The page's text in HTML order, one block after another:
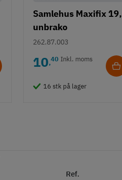
Samlehus Maxifix 19,
unbrako
262.87.003
10,40 Inkl. moms
16 stk på lager
Ref.